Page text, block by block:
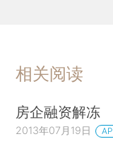
相关阅读
房企融资解冻
2013年07月19日